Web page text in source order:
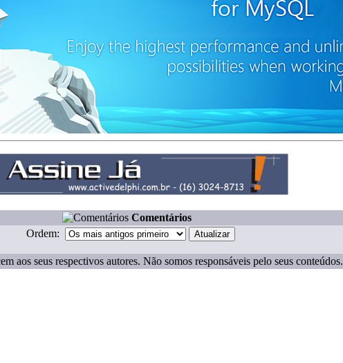
Comentários
Ordem:
aos seus respectivos autores. Não somos responsáveis pelo seus conteúdos.